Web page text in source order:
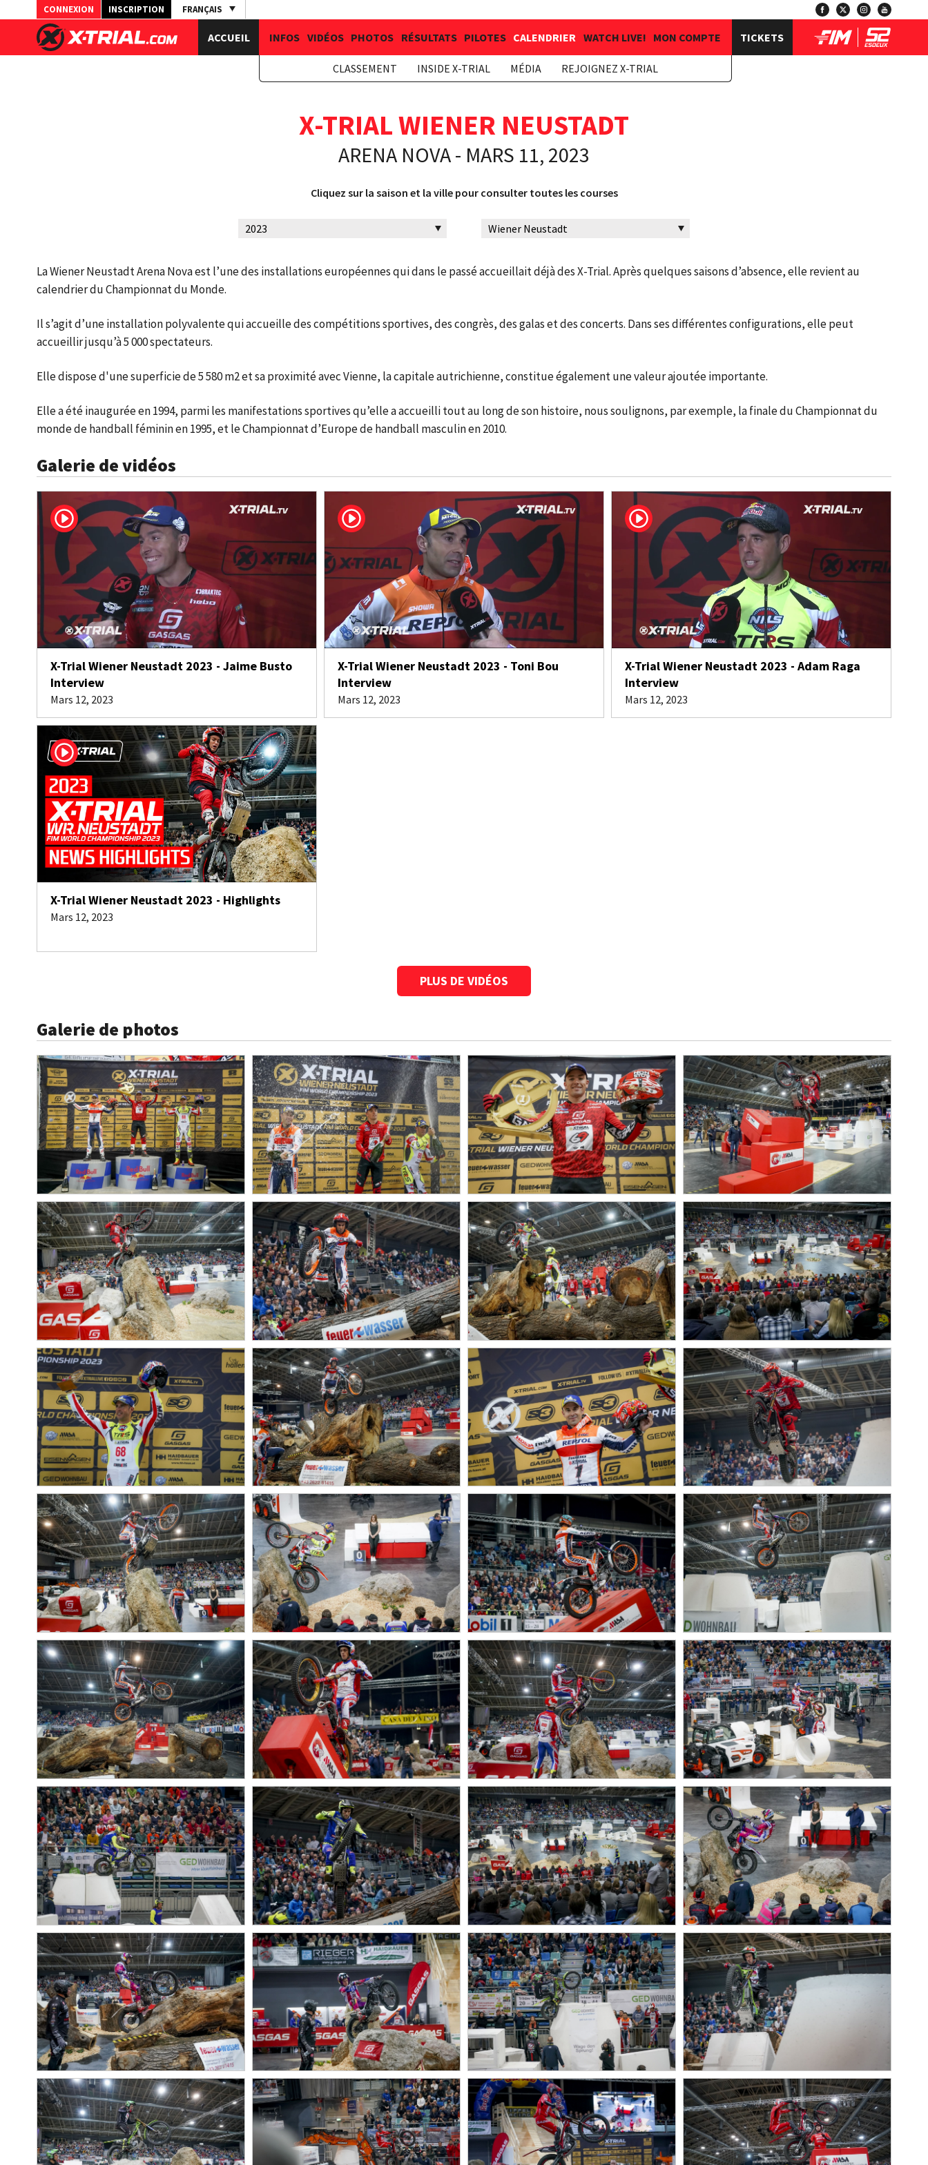
CONNEXION INSCRIPTION FRANÇAIS
ACCUEIL INFOS VIDÉOS PHOTOS RÉSULTATS PILOTES CALENDRIER WATCH LIVE! MON COMPTE
CLASSEMENT INSIDE X-TRIAL MÉDIA REJOIGNEZ X-TRIAL
TICKETS
X-TRIAL WIENER NEUSTADT
ARENA NOVA - MARS 11, 2023
Cliquez sur la saison et la ville pour consulter toutes les courses
La Wiener Neustadt Arena Nova est l’une des installations européennes qui dans le passé accueillait déjà des X-Trial. Après quelques saisons d’absence, elle revient au
calendrier du Championnat du Monde.
Il s’agit d’une installation polyvalente qui accueille des compétitions sportives, des congrès, des galas et des concerts. Dans ses différentes configurations, elle peut
accueillir jusqu’à 5 000 spectateurs.
Elle dispose d'une superficie de 5 580 m2 et sa proximité avec Vienne, la capitale autrichienne, constitue également une valeur ajoutée importante.
Elle a été inaugurée en 1994, parmi les manifestations sportives qu’elle a accueilli tout au long de son histoire, nous soulignons, par exemple, la finale du Championnat du
monde de handball féminin en 1995, et le Championnat d’Europe de handball masculin en 2010.
Galerie de vidéos
X-Trial Wiener Neustadt 2023 - Jaime Busto
Interview
Mars 12, 2023
X-Trial Wiener Neustadt 2023 - Toni Bou
Interview
Mars 12, 2023
X-Trial Wiener Neustadt 2023 - Adam Raga
Interview
Mars 12, 2023
X-Trial Wiener Neustadt 2023 - Highlights
Mars 12, 2023
PLUS DE VIDÉOS
Galerie de photos